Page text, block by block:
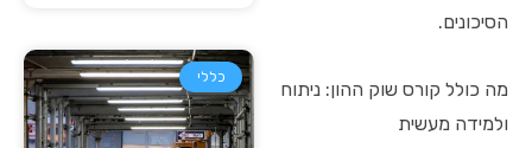
הסיכונים.
מה כולל קורס שוק ההון: ניתוח
ולמידה מעשית
כללי